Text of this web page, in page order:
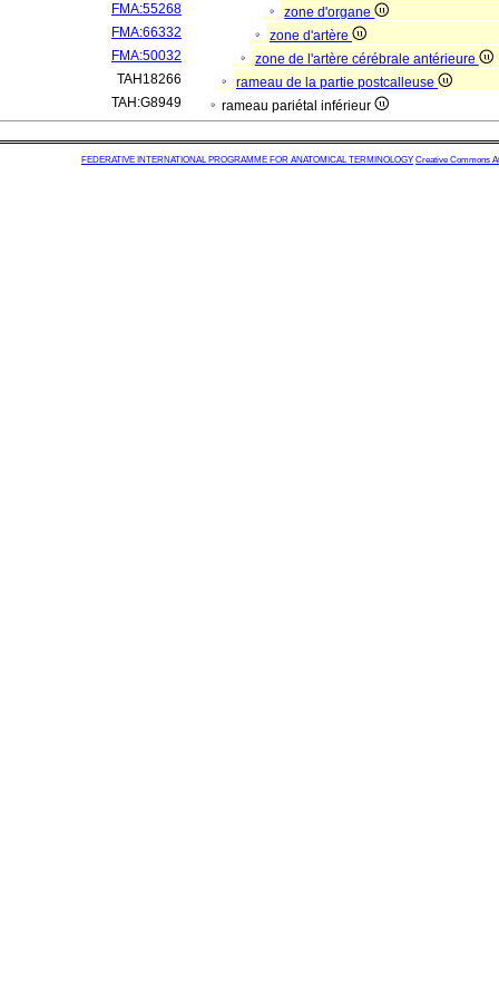
FMA:55268
zone d'organe
FMA:66332
zone d'artère
FMA:50032
zone de l'artère cérébrale antérieure
TAH18266
rameau de la partie postcalleuse
TAH:G8949
rameau pariétal inférieur
FEDERATIVE INTERNATIONAL PROGRAMME FOR ANATOMICAL TERMINOLOGY Creative Commons